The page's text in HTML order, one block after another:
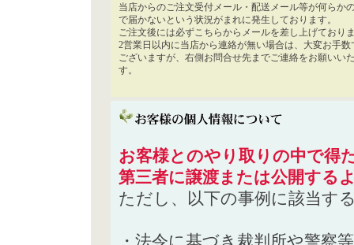
当店からのご注文受付メール・配送メール等が何らか
で届かないという状況がまれに発生しております。
ご注文後には必ずこちらからメールを差し上げており
2営業日以内に当店から連絡が無い場合は、大変お手数
ございますが、右側お問合せ先までご連絡をお願いい
す。
お客様とのやり取りの中で得
第三者に譲渡または公開する
ただし、以下の事例に該当す
・法令に基づき裁判所や警察